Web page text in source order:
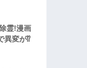
霊!漫画
異変が⁉︎